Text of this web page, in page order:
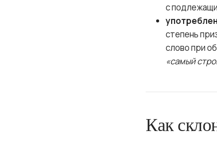
с
степень
слово при
«самый
Как